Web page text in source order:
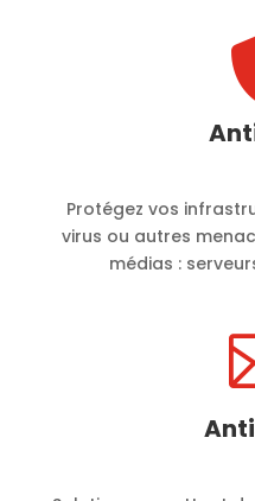
Protégez vos
virus ou autres
médias :